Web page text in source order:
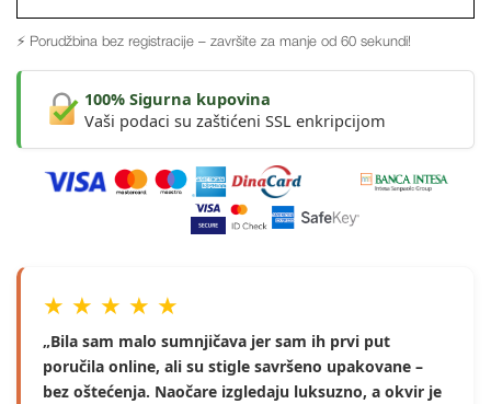
⚡ Porudžbina bez registracije – završite za manje od 60 sekundi!
100% Sigurna kupovina
Vaši podaci su zaštićeni SSL enkripcijom
★ ★ ★ ★ ★
„Bila sam malo sumnjičava jer sam ih prvi put
poručila online, ali su stigle savršeno upakovane –
bez oštećenja. Naočare izgledaju luksuzno, a okvir je